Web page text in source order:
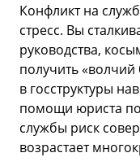
Конфликт на
стресс. Вы
руководства,
получить «волчий
в госструктуры
помощи юриста
службы риск
возрастает